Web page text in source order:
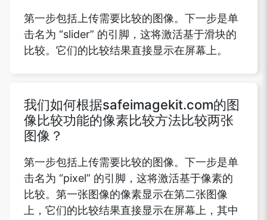
第一步包括上传需要比较的图像。下一步是单
击名为 “slider” 的引脚，这将激活基于滑块的
比较。它们的比较结果直接显示在屏幕上。
我们如何根据safeimagekit.com的图
像比较功能的像素比较方法比较两张
图像？
第一步包括上传需要比较的图像。下一步是单
击名为 “pixel” 的引脚，这将激活基于像素的
比较。第一张图像的像素显示在第二张图像
上，它们的比较结果直接显示在屏幕上，其中